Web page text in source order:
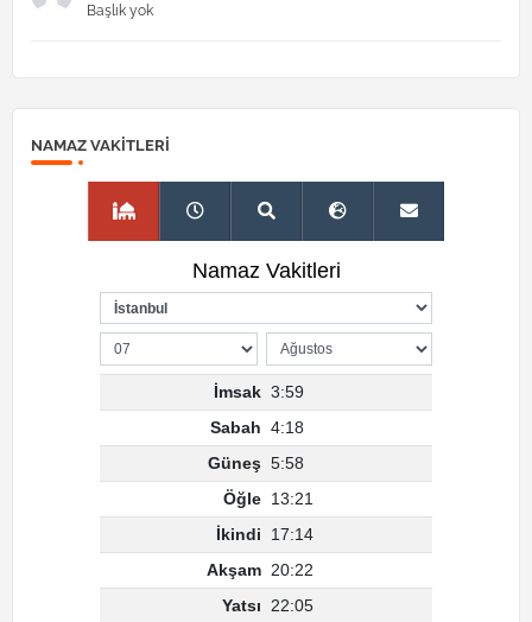
Başlık yok
NAMAZ VAKITLERI